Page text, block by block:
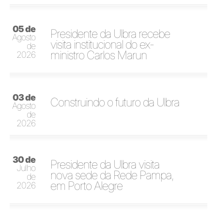
05 de
Agosto
de
2026
Presidente da Ulbra recebe
visita institucional do ex-
ministro Carlos Marun
03 de
Agosto
de
2026
Construindo o futuro da Ulbra
30 de
Julho
de
2026
Presidente da Ulbra visita
nova sede da Rede Pampa,
em Porto Alegre